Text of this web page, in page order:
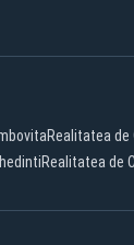
Realitatea de
Realitatea de